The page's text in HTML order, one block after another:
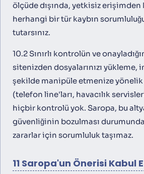
ölçüde dışında, yetkisiz
herhangi bir tür kaybın
tutarsınız.
10.2 Sınırlı kontrolün ve
sitenizden dosyalarınızı yükleme,
şekilde manipüle etmenize yönelik
(telefon line'ları, havacılık
hiçbir kontrolü yok. Saropa, bu
güvenliğinin bozulması durumunda
zararlar için sorumluluk taşımaz.
11 Saropa'un Önerisi Kabul